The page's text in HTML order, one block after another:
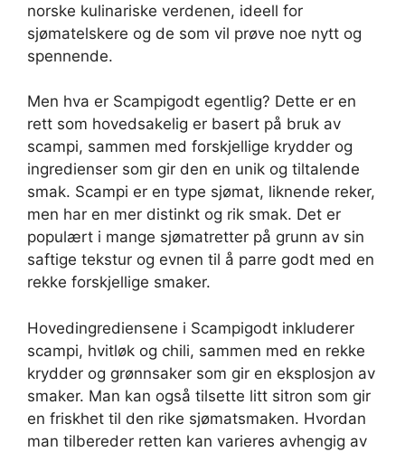
norske kulinariske verdenen, ideell for
sjømatelskere og de som vil prøve noe nytt og
spennende.
Men hva er Scampigodt egentlig? Dette er en
rett som hovedsakelig er basert på bruk av
scampi, sammen med forskjellige krydder og
ingredienser som gir den en unik og tiltalende
smak. Scampi er en type sjømat, liknende reker,
men har en mer distinkt og rik smak. Det er
populært i mange sjømatretter på grunn av sin
saftige tekstur og evnen til å parre godt med en
rekke forskjellige smaker.
Hovedingrediensene i Scampigodt inkluderer
scampi, hvitløk og chili, sammen med en rekke
krydder og grønnsaker som gir en eksplosjon av
smaker. Man kan også tilsette litt sitron som gir
en friskhet til den rike sjømatsmaken. Hvordan
man tilbereder retten kan varieres avhengig av